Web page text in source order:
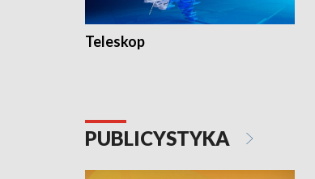
Teleskop
PUBLICYSTYKA